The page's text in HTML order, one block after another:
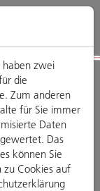
haben zwei
die
Zum anderen
für Sie immer
Daten
Das
können Sie
Cookies auf